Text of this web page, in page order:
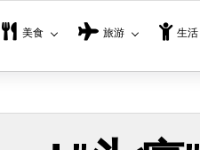
美食 旅游 生活